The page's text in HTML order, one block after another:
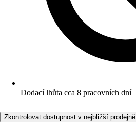
Dodací lhůta cca 8 pracovních dní
Zkontrolovat dostupnost v nejbližší prodejně